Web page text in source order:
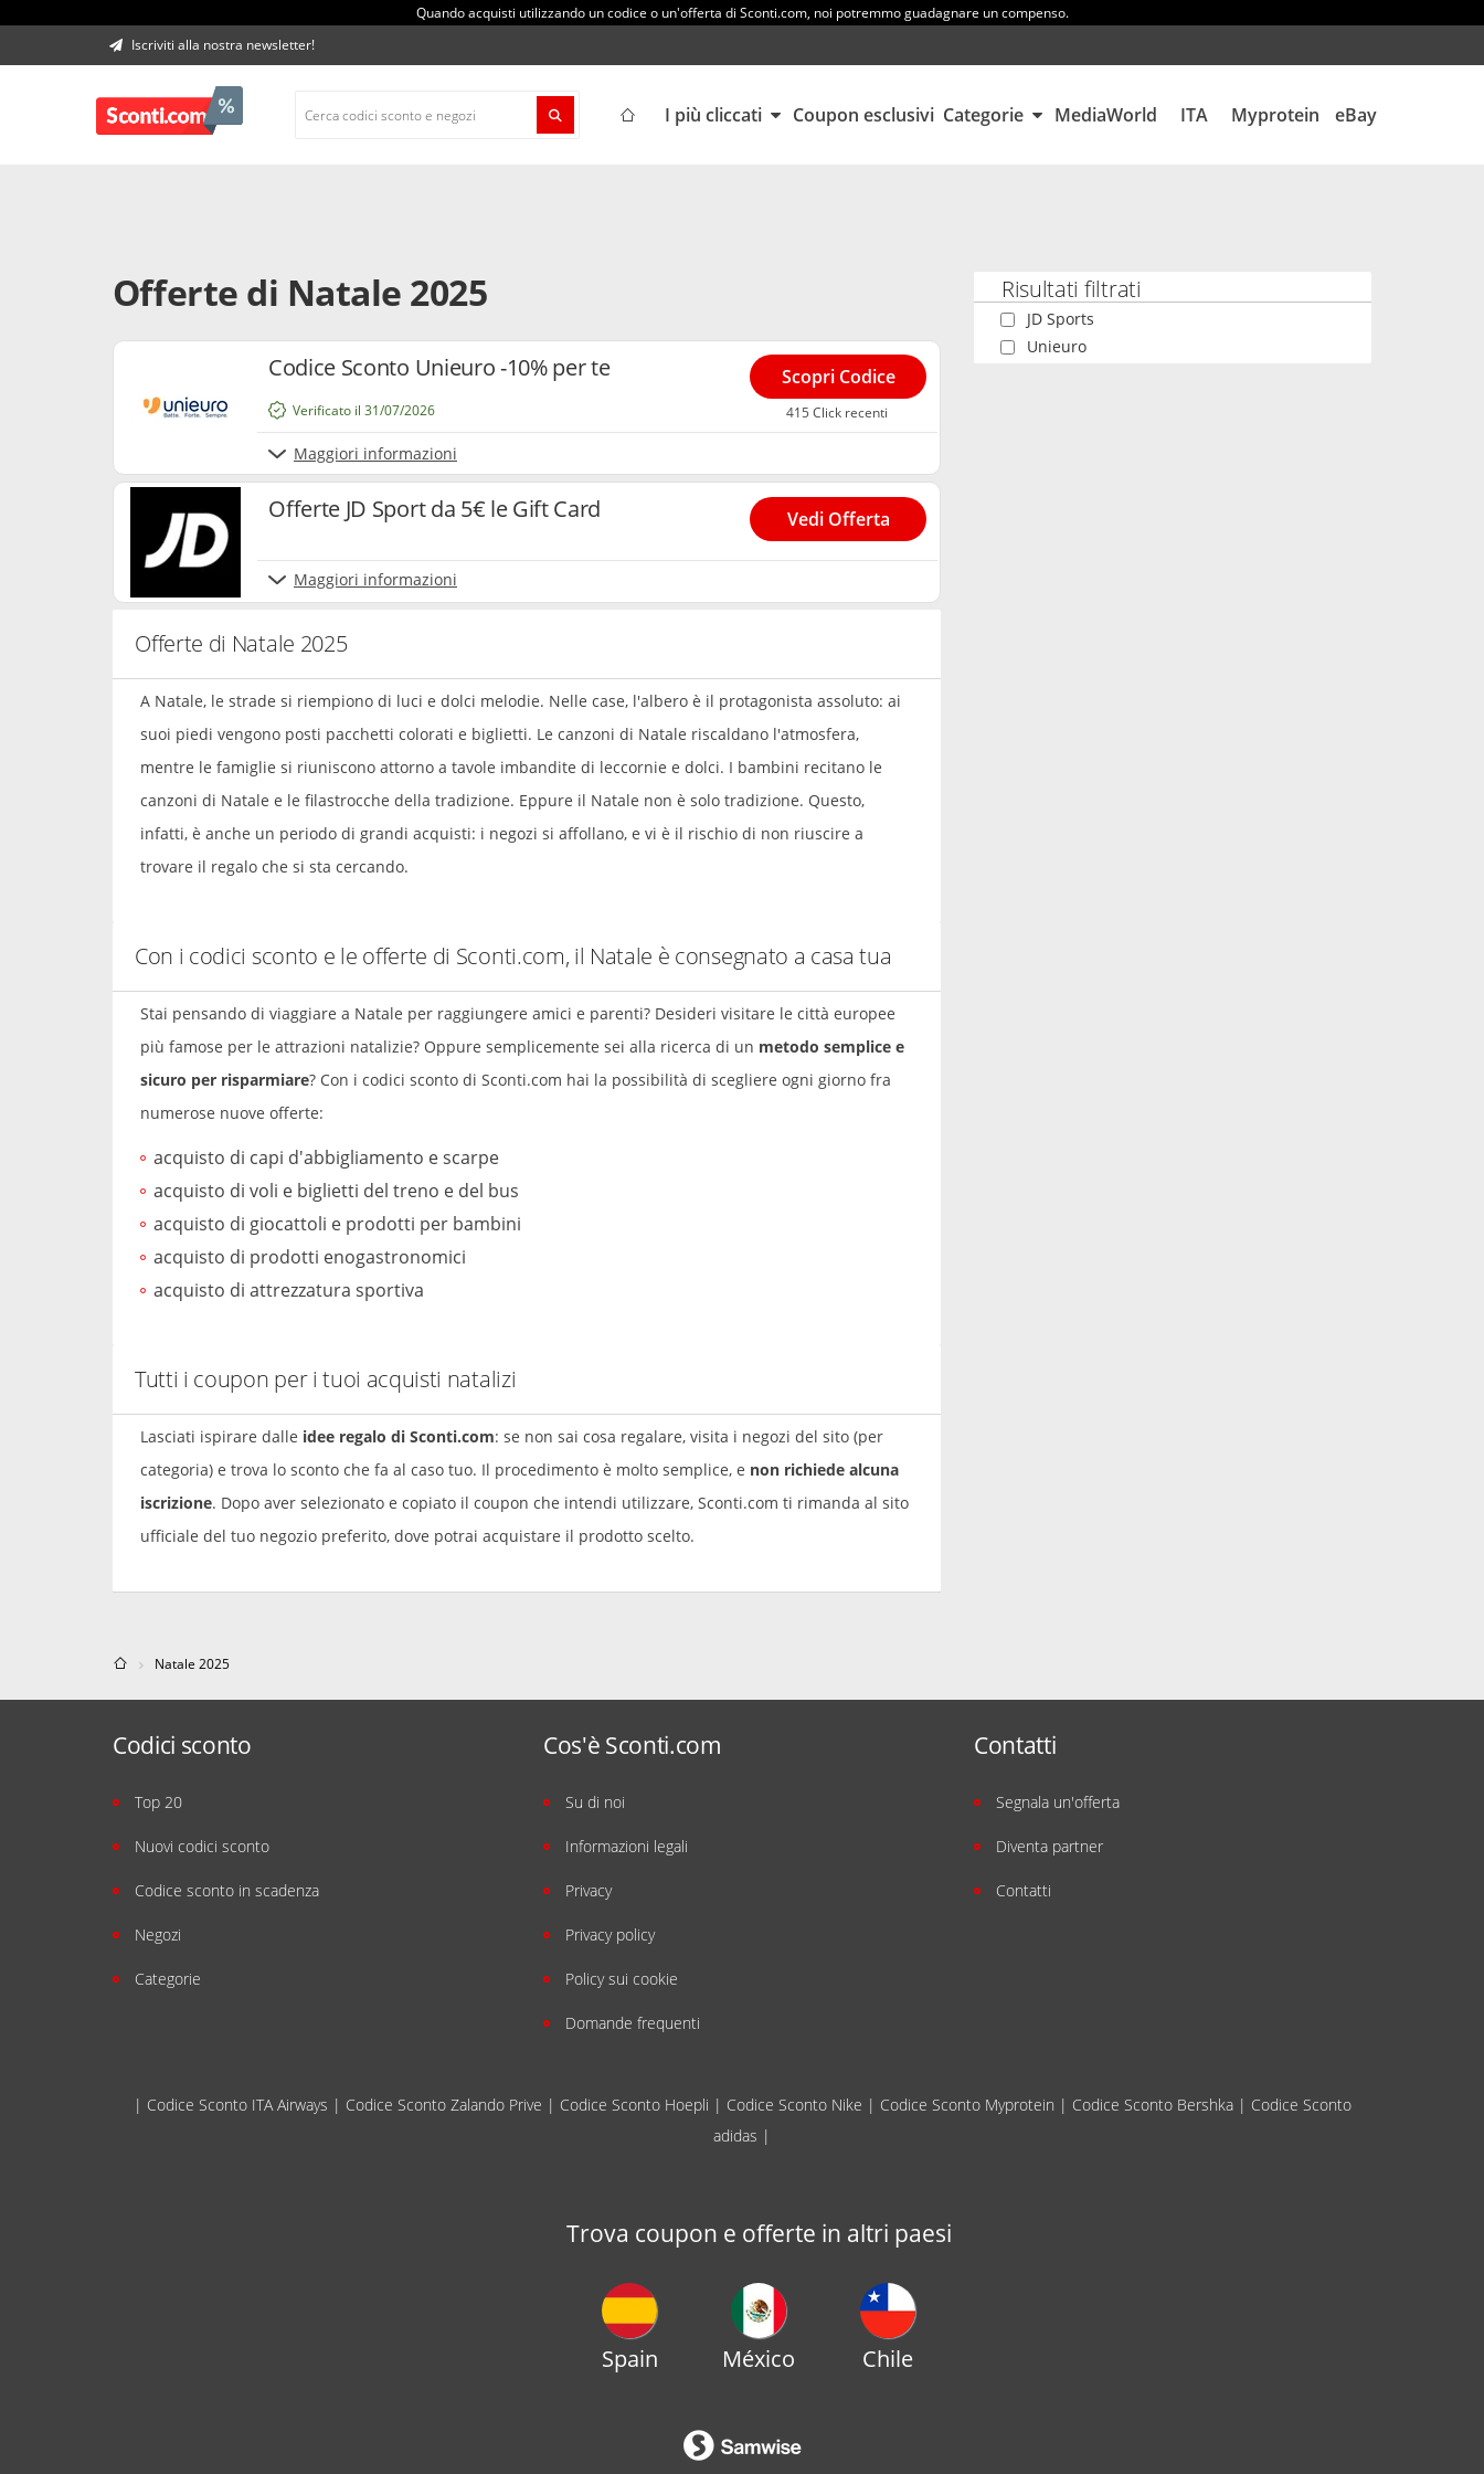
Quando acquisti utilizzando un codice o un'offerta di Sconti.com, noi potremmo guadagnare un compenso.
Iscriviti alla nostra newsletter!
I più cliccati Coupon esclusivi Categorie MediaWorld ITA Myprotein eBay
Offerte di Natale 2025
Codice Sconto Unieuro -10% per te
Maggiori informazioni
Verificato il 31/07/2026 415 Click recenti
Scopri Codice
Offerte JD Sport da 5€ le Gift Card
Maggiori informazioni
Vedi Offerta
Offerte di Natale 2025
A Natale, le strade si riempiono di luci e dolci melodie. Nelle case, l'albero è il protagonista assoluto: ai
suoi piedi vengono posti pacchetti colorati e biglietti. Le canzoni di Natale riscaldano l'atmosfera,
mentre le famiglie si riuniscono attorno a tavole imbandite di leccornie e dolci. I bambini recitano le
canzoni di Natale e le filastrocche della tradizione. Eppure il Natale non è solo tradizione. Questo,
infatti, è anche un periodo di grandi acquisti: i negozi si affollano, e vi è il rischio di non riuscire a
trovare il regalo che si sta cercando.
Con i codici sconto e le offerte di Sconti.com, il Natale è consegnato a casa tua
Stai pensando di viaggiare a Natale per raggiungere amici e parenti? Desideri visitare le città europee
più famose per le attrazioni natalizie? Oppure semplicemente sei alla ricerca di un metodo semplice e
sicuro per risparmiare? Con i codici sconto di Sconti.com hai la possibilità di scegliere ogni giorno fra
numerose nuove offerte:
acquisto di capi d'abbigliamento e scarpe
acquisto di voli e biglietti del treno e del bus
acquisto di giocattoli e prodotti per bambini
acquisto di prodotti enogastronomici
acquisto di attrezzatura sportiva
Tutti i coupon per i tuoi acquisti natalizi
Lasciati ispirare dalle idee regalo di Sconti.com: se non sai cosa regalare, visita i negozi del sito (per
categoria) e trova lo sconto che fa al caso tuo. Il procedimento è molto semplice, e non richiede alcuna
iscrizione. Dopo aver selezionato e copiato il coupon che intendi utilizzare, Sconti.com ti rimanda al sito
ufficiale del tuo negozio preferito, dove potrai acquistare il prodotto scelto.
Risultati filtrati
JD Sports
Unieuro
Natale 2025
Codici sconto
Top 20
Nuovi codici sconto
Codice sconto in scadenza
Negozi
Categorie
Cos'è Sconti.com
Su di noi
Informazioni legali
Privacy
Privacy policy
Policy sui cookie
Domande frequenti
Contatti
Segnala un'offerta
Diventa partner
Contatti
| Codice Sconto ITA Airways | Codice Sconto Zalando Prive | Codice Sconto Hoepli | Codice Sconto Nike | Codice Sconto Myprotein | Codice Sconto Bershka| Codice Sconto
adidas |
Trova coupon e offerte in altri paesi
Spain México Chile